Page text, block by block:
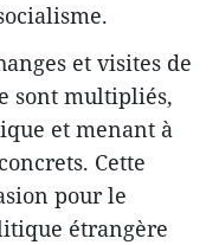
et visites de
sont multipliés,
et menant à
Cette
pour le
étrangère